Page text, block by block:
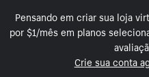
Pensando em criar sua loja
por $1/mês em planos
Crie sua conta